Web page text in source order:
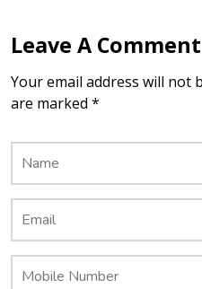
Leave A Comment
Your email address will not
are marked *